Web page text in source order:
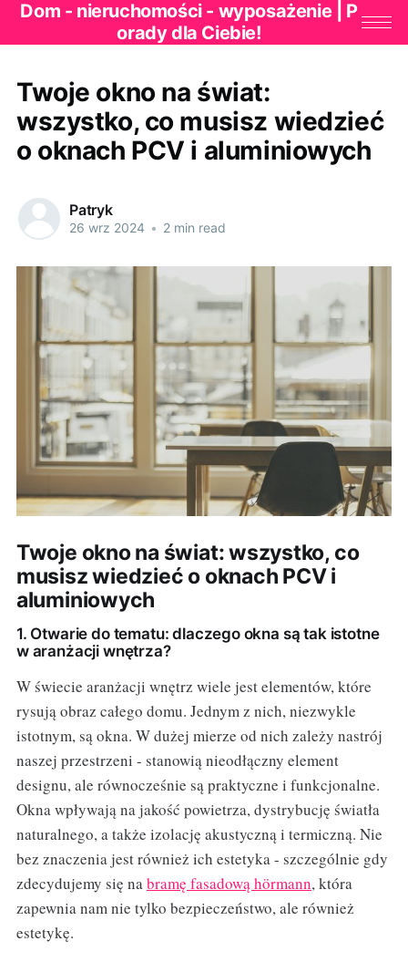
Dom - nieruchomości - wyposażenie | P
orady dla Ciebie!
Twoje okno na świat:
wszystko, co musisz wiedzieć
o oknach PCV i aluminiowych
Patryk
26 wrz 2024 • 2 min read
Twoje okno na świat: wszystko, co
musisz wiedzieć o oknach PCV i
aluminiowych
1. Otwarie do tematu: dlaczego okna są tak istotne
w aranżacji wnętrza?
W świecie aranżacji wnętrz wiele jest elementów, które
rysują obraz całego domu. Jednym z nich, niezwykle
istotnym, są okna. W dużej mierze od nich zależy nastrój
naszej przestrzeni - stanowią nieodłączny element
designu, ale równocześnie są praktyczne i funkcjonalne.
Okna wpływają na jakość powietrza, dystrybucję światła
naturalnego, a także izolację akustyczną i termiczną. Nie
bez znaczenia jest również ich estetyka - szczególnie gdy
zdecydujemy się nabramę fasadową hörmann, która
zapewnia nam nie tylko bezpieczeństwo, ale również
estetykę.